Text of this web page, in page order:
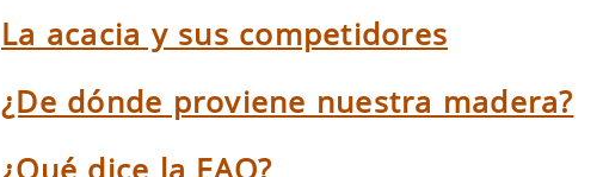
La acacia y sus competidores
¿De dónde proviene nuestra madera?
¿Qué dice la FAO?